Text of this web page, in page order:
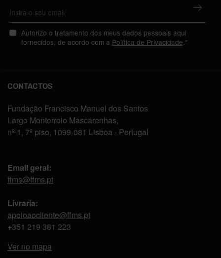
Autorizo o tratamento dos meus dados pessoais aqui
fornecidos, de acordo com a Política de Privacidade.*
CONTACTOS
Fundação Francisco Manuel dos Santos
Largo Monterroio Mascarenhas,
nº 1, 7º piso, 1099-081 Lisboa - Portugal
Email geral:
ffms@ffms.pt
Livraria:
apoioaocliente@ffms.pt
+351 219 381 223
Ver no mapa